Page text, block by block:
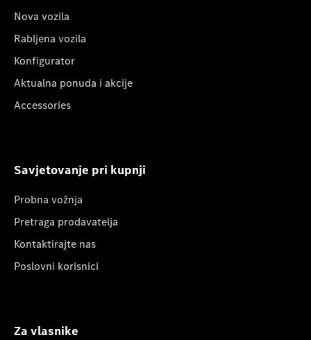
Nova vozila
Rabljena vozila
Konfigurator
Aktualna ponuda i akcije
Accessories
Savjetovanje pri kupnji
Probna vožnja
Pretraga prodavatelja
Kontaktirajte nas
Poslovni korisnici
Za vlasnike